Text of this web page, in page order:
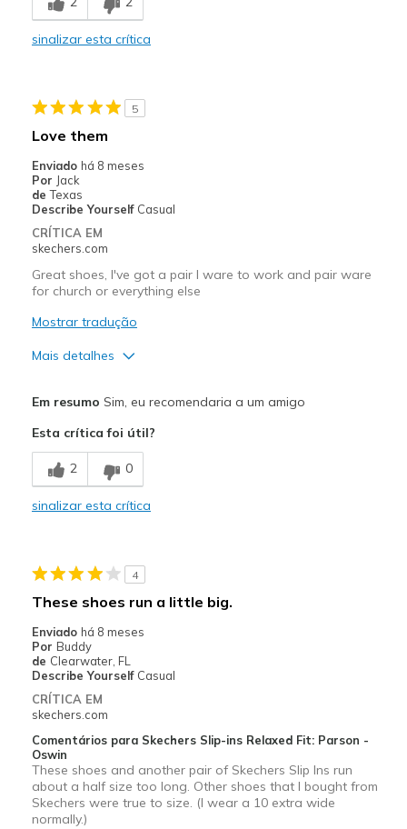
Durable
Stylish
Casual Wear
Travel
Width
Sizing
View On Shoes
Shoes are for Wearing
sinalizar esta crítica
5
Love them
Enviado há 8 meses
Por Jack
de Texas
Describe Yourself Casual
CRÍTICA EM
skechers.com
Great shoes, I've got a pair I ware to work and pair ware
for church or everything else
Mostrar tradução
Mais detalhes
Breathe Well
Comfortable
Melhores utilizações
Going Out
Special Occasions
Travel
Width
Feels true to width
Sizing
Feels true to size
View On Shoes
Shoes are for Wearing
Em resumo Sim, eu recomendaria a um amigo
Esta crítica foi útil?
2 0
sinalizar esta crítica
4
These shoes run a little big.
Enviado há 8 meses
Por Buddy
de Clearwater, FL
Describe Yourself Casual
CRÍTICA EM
skechers.com
Comentários para Skechers Slip-ins Relaxed Fit: Parson -
Oswin
These shoes and another pair of Skechers Slip Ins run
about a half size too long. Other shoes that I bought from
Skechers were true to size. (I wear a 10 extra wide
normally.)